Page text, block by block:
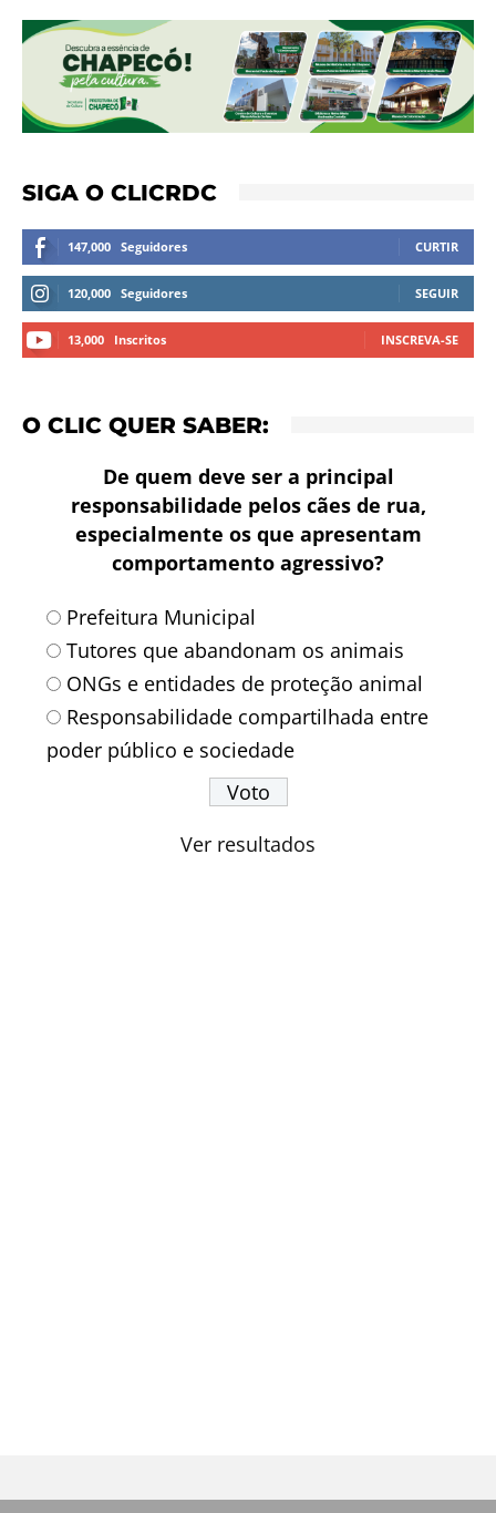
SIGA O CLICRDC
147,000 Seguidores CURTIR
120,000 Seguidores SEGUIR
13,000 Inscritos INSCREVA-SE
O CLIC QUER SABER:
De quem deve ser a principal
responsabilidade pelos cães de rua,
especialmente os que apresentam
comportamento agressivo?
Prefeitura Municipal
Tutores que abandonam os animais
ONGs e entidades de proteção animal
Responsabilidade compartilhada entre
poder público e sociedade
Ver resultados